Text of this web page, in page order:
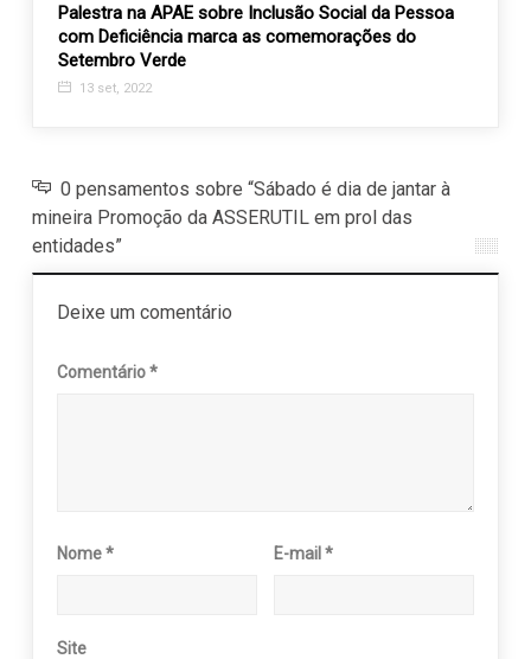
Palestra na APAE sobre Inclusão Social da Pessoa
com Deficiência marca as comemorações do
Setembro Verde
13 set, 2022
0 pensamentos sobre “Sábado é dia de jantar à
mineira Promoção da ASSERUTIL em prol das
entidades”
Deixe um comentário
Comentário*
Nome* E-mail*
Site